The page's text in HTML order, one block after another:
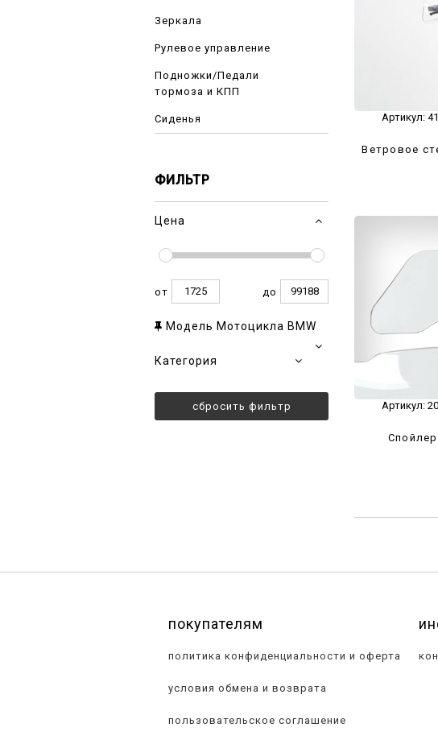
Зеркала
Рулевое управление
Подножки/Педали
тормоза и КПП
Сиденья
ФИЛЬТР
Цена
от до
Модель Мотоцикла BMW
Категория
сбросить фильтр
Артикул:
Ветровое
Артикул:
покупателям
политика конфиденциальности и оферта
условия обмена и возврата
пользовательское соглашение